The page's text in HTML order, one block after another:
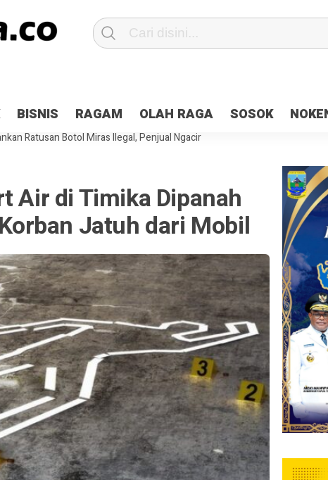
BISNIS RAGAM OLAH RAGA SOSOK
2×24 jam di Kota Jayapura
Pesan Sejuk Polri di Deklarasi Pemilu
Terbakar
Hibah Pilkada Jayapura Cair 10 Persen, Deposit Kas
Ratusan Botol Miras Ilegal, Penjual Ngacir
Air di Timika Dipanah
Jatuh dari Mobil